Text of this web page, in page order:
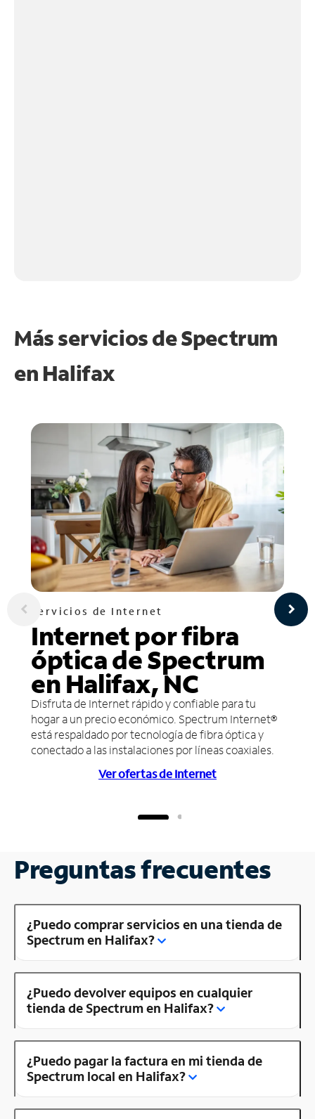
Más servicios de Spectrum
en Halifax
Servicios de Internet
Internet por fibra
óptica de Spectrum
en Halifax, NC
Disfruta de Internet rápido y confiable para tu
hogar a un precio económico. Spectrum Internet®
está respaldado por tecnología de fibra óptica y
conectado a las instalaciones por líneas coaxiales.
Ver ofertas de Internet
Preguntas frecuentes
¿Puedo comprar servicios en una tienda de
Spectrum en Halifax?
¿Puedo devolver equipos en cualquier
tienda de Spectrum en Halifax?
¿Puedo pagar la factura en mi tienda de
Spectrum local en Halifax?